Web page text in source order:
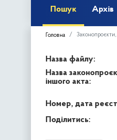
Пошук Архів
Головна
Назва файлу:
Назва
іншого акта:
Номер, дата
Поділитись: